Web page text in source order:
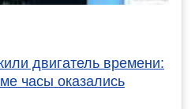
двигатель времени:
часы оказались